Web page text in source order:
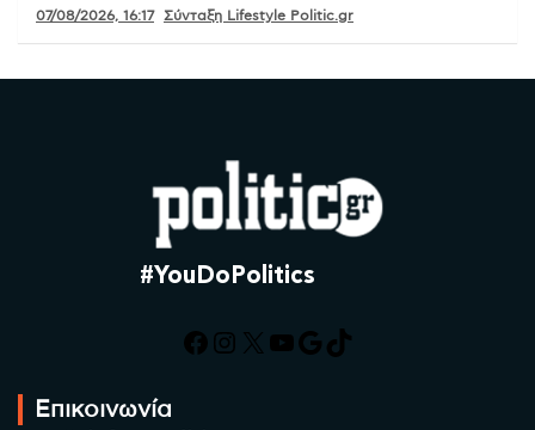
07/08/2026, 16:17 Σύνταξη Lifestyle Politic.gr
#YouDoPolitics
Facebook
Instagram
X YouTube
Google
TikTok
Επικοινωνία